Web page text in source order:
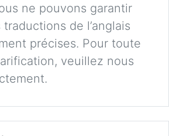
ne pouvons garantir
de l’anglais
précises. Pour toute
veuillez nous